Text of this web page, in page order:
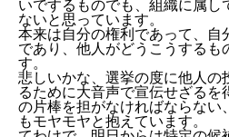
いでするものでも、組織に属し
ないと思っています。
本来は自分の権利であって、自
であり、他人がどうこうするも
す。
悲しいかな、選挙の度に他人の
るために大音声で宣伝せざるを
の片棒を担がなければならない
もモヤモヤと抱えています。